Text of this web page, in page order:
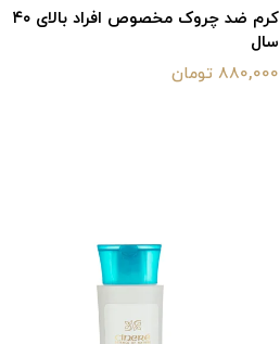
کرم ضد چروک مخصوص افراد بالای ۴۰
سال
880,000 تومان